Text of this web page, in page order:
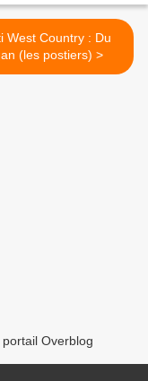
West Country : Du
Vigan (les postiers) >
Overblog